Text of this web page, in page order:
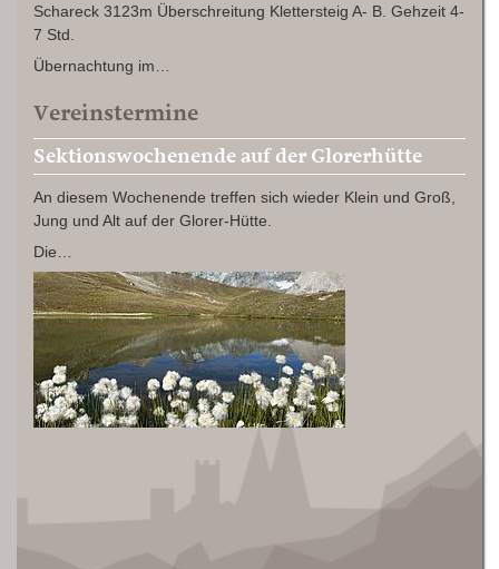
Schareck 3123m Überschreitung Klettersteig A- B. Gehzeit 4-
7 Std.
Übernachtung im…
Vereinstermine
Sektionswochenende auf der Glorerhütte
An diesem Wochenende treffen sich wieder Klein und Groß,
Jung und Alt auf der Glorer-Hütte.
Die…